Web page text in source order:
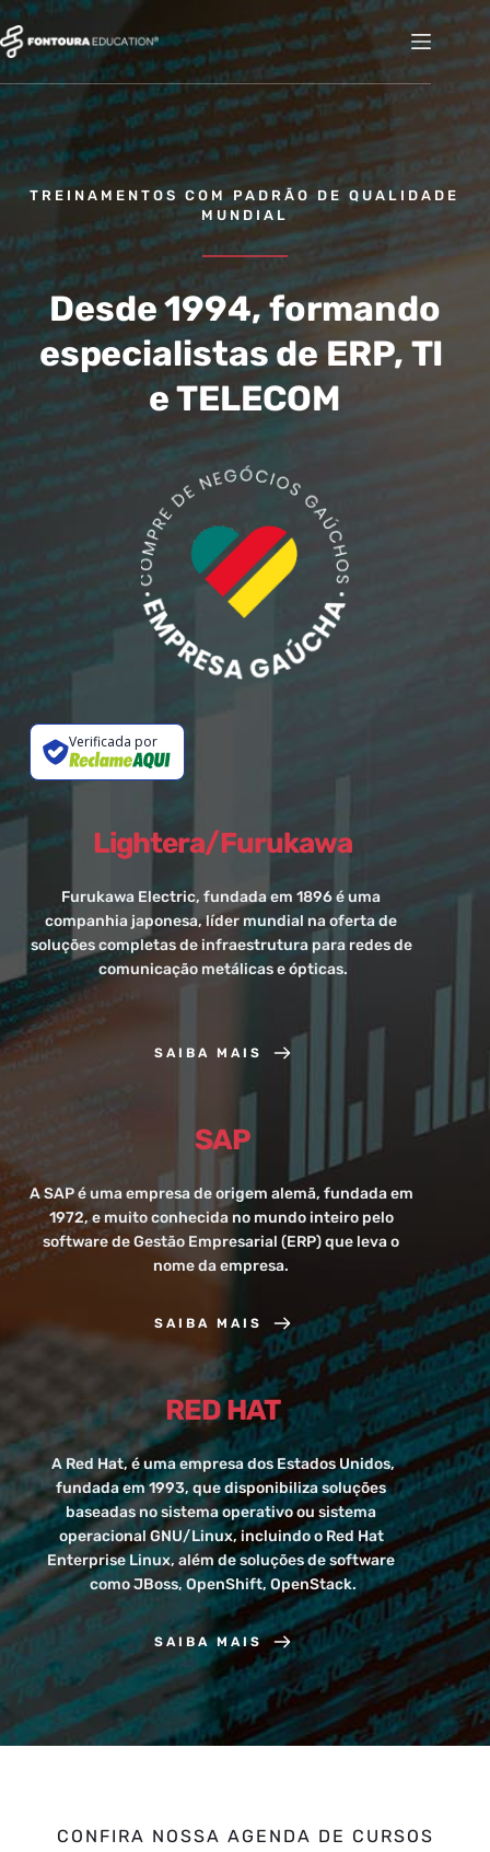
Pular
para
o
conteúdo
TREINAMENTOS COM PADRÃO DE QUALIDADE
MUNDIAL
Desde 1994, formando
especialistas de ERP, TI
e TELECOM
Verificada por
Lightera/Furukawa
Furukawa Electric, fundada em 1896 é uma
companhia japonesa, líder mundial na oferta de
soluções completas de infraestrutura para redes de
comunicação metálicas e ópticas.
SAIBA MAIS
SAP
A SAP é uma empresa de origem alemã, fundada em
1972, e muito conhecida no mundo inteiro pelo
software de Gestão Empresarial (ERP) que leva o
nome da empresa.
SAIBA MAIS
RED HAT
fundada em 1993, que disponibiliza soluções
baseadas no sistema operativo ou sistema
operacional GNU/Linux, incluindo o Red Hat
Enterprise Linux, além de soluções de software
como JBoss, OpenShift, OpenStack.
SAIBA MAIS
CONFIRA NOSSA AGENDA DE CURSOS